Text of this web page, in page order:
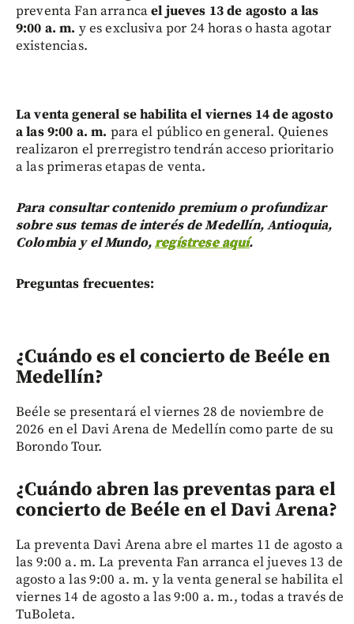
preventa Fan arrancael jueves 13 de agosto a las
9:00 a. m. y es exclusiva por 24 horas o hasta agotar
existencias.
La venta general se habilita el viernes 14 de agosto
a las 9:00 a. m. para el público en general. Quienes
realizaron el prerregistro tendrán acceso prioritario
a las primeras etapas de venta.
Para consultar contenido premium o profundizar
sobre sus temas de interés de Medellín, Antioquia,
Colombia y el Mundo,regístrese aquí.
Preguntas frecuentes:
¿Cuándo es el concierto de Beéle en
Medellín?
Beéle se presentará el viernes 28 de noviembre de
2026 en el Davi Arena de Medellín como parte de su
Borondo Tour.
¿Cuándo abren las preventas para el
concierto de Beéle en el Davi Arena?
La preventa Davi Arena abre el martes 11 de agosto a
las 9:00 a. m. La preventa Fan arranca el jueves 13 de
agosto a las 9:00 a. m. y la venta general se habilita el
viernes 14 de agosto a las 9:00 a. m., todas a través de
TuBoleta.